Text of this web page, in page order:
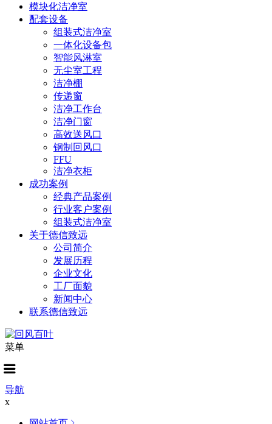
模块化洁净室
配套设备
组装式洁净室
一体化设备包
智能风淋室
无尘室工程
洁净棚
传递窗
洁净工作台
洁净门窗
高效送风口
钢制回风口
FFU
洁净衣柜
成功案例
经典产品案例
行业客户案例
组装式洁净室
关于德信致远
公司简介
发展历程
企业文化
工厂面貌
新闻中心
联系德信致远
菜单
导航
x